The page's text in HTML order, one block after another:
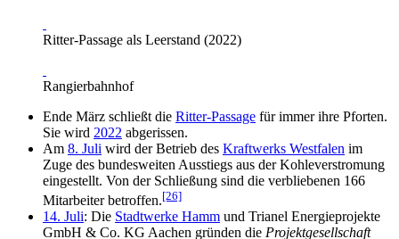
Ritter-Passage als Leerstand (2022)
Rangierbahnhof
Ende März schließt die Ritter-Passage für immer ihre Pforten.
Sie wird 2022 abgerissen.
Am 8. Juli wird der Betrieb des Kraftwerks Westfalen im
Zuge des bundesweiten Ausstiegs aus der Kohleverstromung
eingestellt. Von der Schließung sind die verbliebenen 166
Mitarbeiter betroffen.[26]
14. Juli: Die Stadtwerke Hamm und Trianel Energieprojekte
GmbH & Co. KG Aachen gründen die Projektgesellschaft